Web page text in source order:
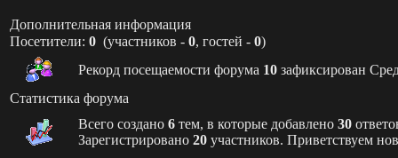
Дополнительная информация
Посетители: 0 (участников - 0, гостей - 0)
Рекорд посещаемости форума 10 зафиксирован
Статистика форума
Всего создано 6 тем, в которые добавлено 30
Зарегистрировано 20 участников. Приветствуем